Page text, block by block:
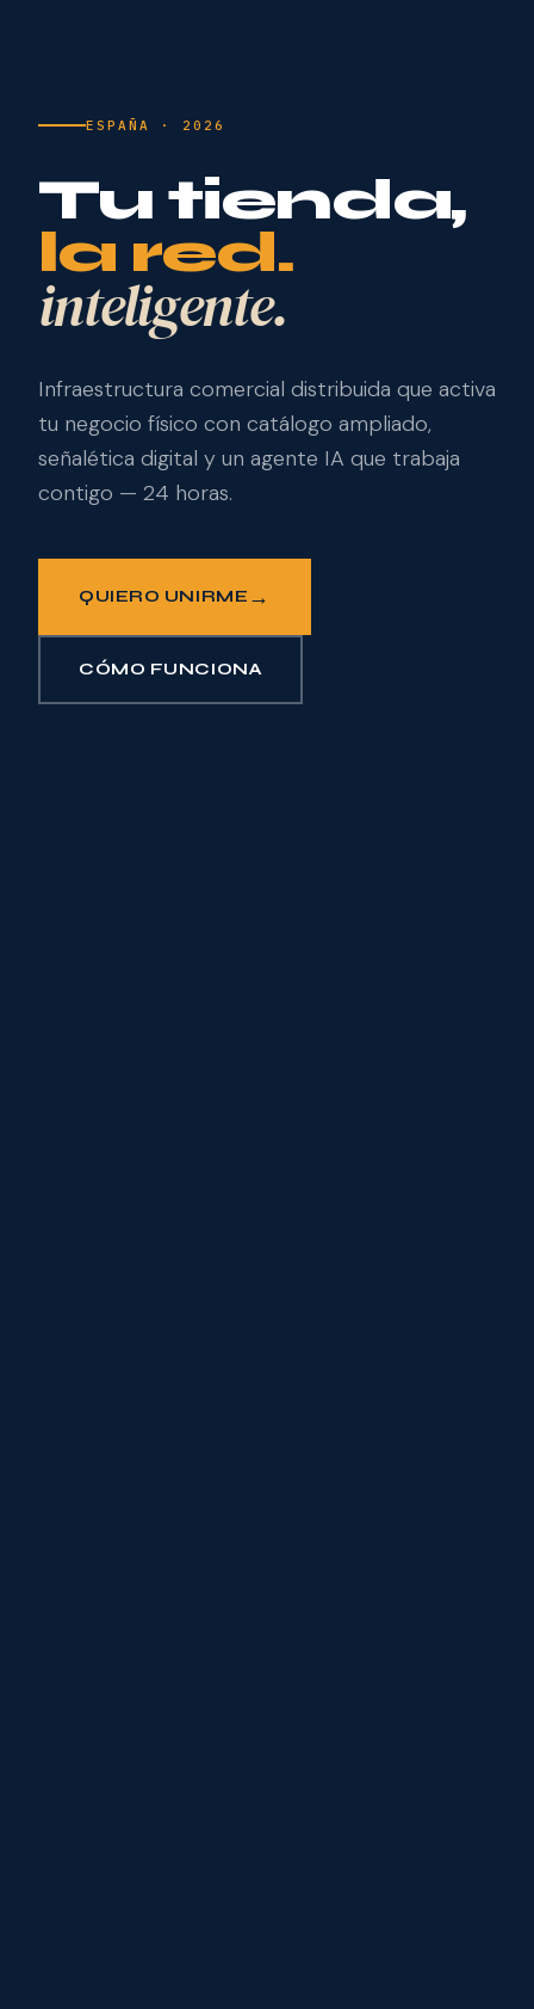
ESPAÑA · 2026
Tu tienda,
la red.
inteligente.
Infraestructura comercial distribuida que activa
tu negocio físico con catálogo ampliado,
señalética digital y un agente IA que trabaja
contigo — 24 horas.
QUIERO UNIRME →
CÓMO FUNCIONA